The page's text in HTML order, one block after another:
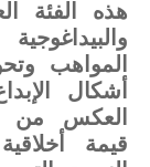
هذه الفئة
المواهب
أشكال
العكس من
قيمة